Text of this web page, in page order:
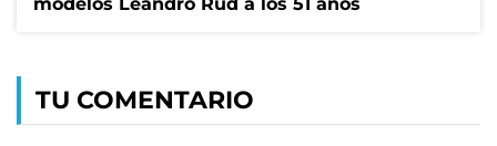
TU COMENTARIO